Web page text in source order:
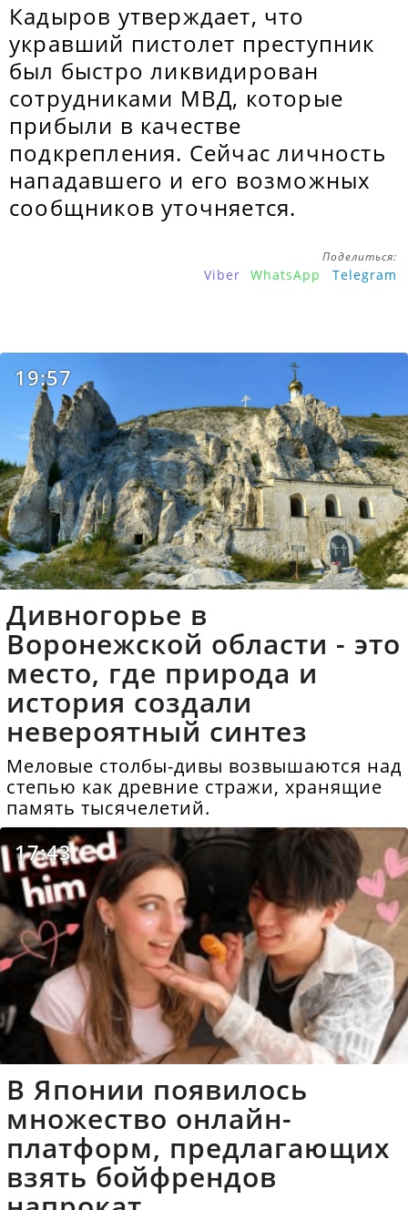
Кадыров утверждает, что
укравший пистолет преступник
был быстро ликвидирован
сотрудниками МВД, которые
прибыли в качестве
подкрепления. Сейчас личность
нападавшего и его возможных
сообщников уточняется.
Поделиться:
Viber WhatsApp Telegram
19:57
Дивногорье в
Воронежской области - это
место, где природа и
история создали
невероятный синтез
Меловые столбы-дивы возвышаются над
степью как древние стражи, хранящие
память тысячелетий.
17:43
В Японии появилось
множество онлайн-
платформ, предлагающих
взять бойфрендов